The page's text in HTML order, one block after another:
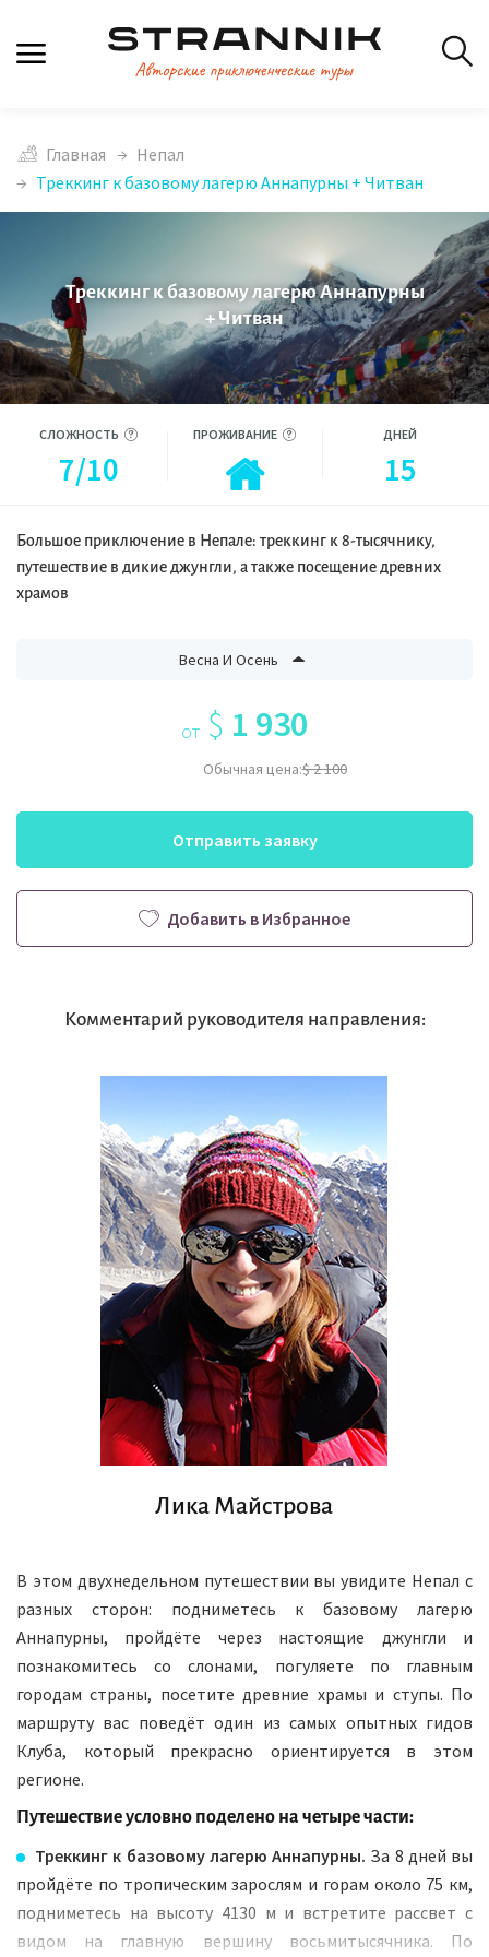
Главная
Непал
Треккинг к базовому лагерю Аннапурны + Читван
Треккинг к базовому лагерю Аннапурны
+ Читван
СЛОЖНОСТЬ
7/10
ПРОЖИВАНИЕ ДНЕЙ
15
Большое приключение в Непале: треккинг к 8-тысячнику,
путешествие в дикие джунгли, а также посещение древних
храмов
Весна И Осень
от $ 1 930
Обычная цена:$ 2 100
Отправить заявку
Добавить в Избранное
Комментарий руководителя направления:
Лика Майстрова
В этом двухнедельном путешествии вы увидите Непал с
разных сторон: подниметесь к базовому лагерю
Аннапурны, пройдёте через настоящие джунгли и
познакомитесь со слонами, погуляете по главным
городам страны, посетите древние храмы и ступы. По
маршруту вас поведёт один из самых опытных гидов
Клуба, который прекрасно ориентируется в этом
регионе.
Путешествие условно поделено на четыре части:
Треккинг к базовому лагерю Аннапурны. За 8 дней вы
пройдёте по тропическим зарослям и горам около 75 км,
подниметесь на высоту 4130 м и встретите рассвет с
видом на главную вершину восьмитысячника. По